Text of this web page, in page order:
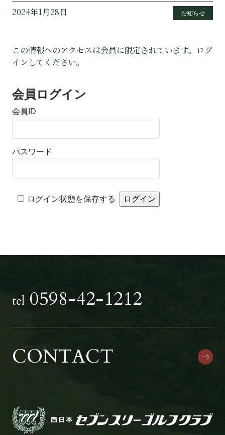
2024年1月28日 お知らせ
この情報へのアクセスは会員に限定されています。ログ
インしてください。
会員ログイン
会員ID
パスワード
ログイン状態を保存する
tel 0598-42-1212
CONTACT